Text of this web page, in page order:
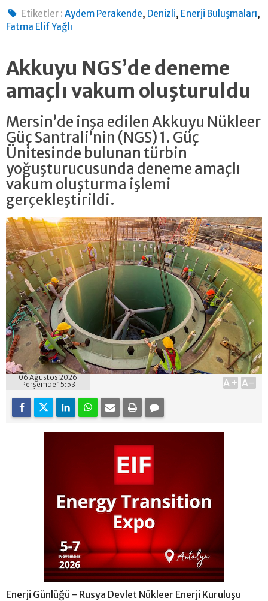
Etiketler : Aydem Perakende, Denizli, Enerji Buluşmaları,
Fatma Elif Yağlı
Akkuyu NGS’de deneme
amaçlı vakum oluşturuldu
Mersin’de inşa edilen Akkuyu Nükleer
Güç Santrali’nin (NGS) 1. Güç
Ünitesinde bulunan türbin
yoğuşturucusunda deneme amaçlı
vakum oluşturma işlemi
gerçekleştirildi.
06 Ağustos 2026
Perşembe 15:53
A+ A-
Enerji Günlüğü - Rusya Devlet Nükleer Enerji Kuruluşu